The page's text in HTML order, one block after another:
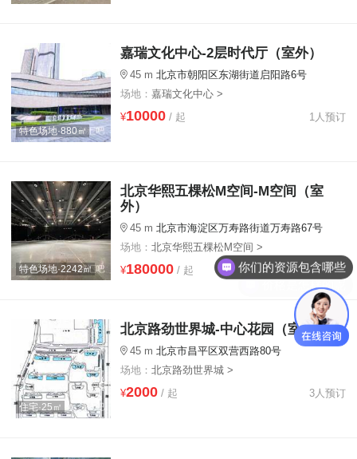
特色场地·880㎡
嘉瑞文化中心-2层时代厅（室外）
45 m 北京市朝阳区东湖街道启阳路6号
场地： 嘉瑞文化中心 >
¥10000/ 起 1人预订
特色场地·2242㎡
北京华熙五棵松M空间-M空间（室
外）
45 m 北京市海淀区万寿路街道万寿路67号
场地： 北京华熙五棵松M空间 >
¥180000/ 起 1人预订
住宅·25㎡
北京路劲世界城-中心花园（室外）
45 m 北京市昌平区双营西路80号
场地： 北京路劲世界城 >
¥2000/ 起 3人预订
价格是怎样的呢